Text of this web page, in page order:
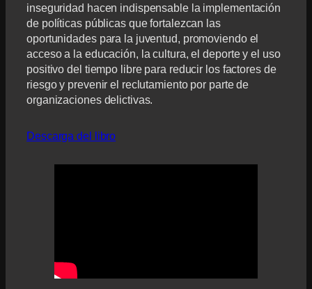
inseguridad hacen indispensable la implementación
de políticas públicas que fortalezcan las
oportunidades para la juventud, promoviendo el
acceso a la educación, la cultura, el deporte y el uso
positivo del tiempo libre para reducir los factores de
riesgo y prevenir el reclutamiento por parte de
organizaciones delictivas.
Descarga del libro